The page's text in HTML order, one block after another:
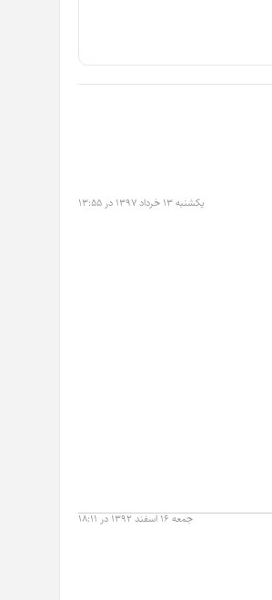
یکشنبه ۱۳ خرداد ۱۳۹۷ در ۱۳:۵۵
جمعه ۱۶ اسفند ۱۳۹۲ در ۱۸:۱۱